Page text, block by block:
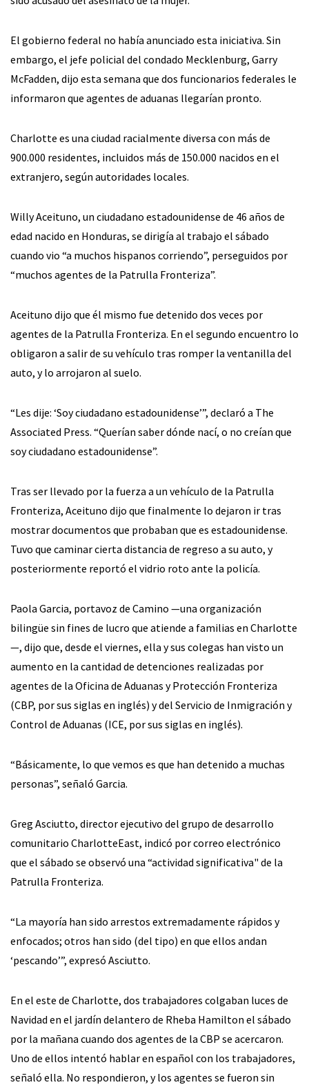
El gobierno federal no había anunciado esta iniciativa. Sin
embargo, el jefe policial del condado Mecklenburg, Garry
McFadden, dijo esta semana que dos funcionarios federales le
informaron que agentes de aduanas llegarían pronto.
Charlotte es una ciudad racialmente diversa con más de
900.000 residentes, incluidos más de 150.000 nacidos en el
extranjero, según autoridades locales.
Willy Aceituno, un ciudadano estadounidense de 46 años de
edad nacido en Honduras, se dirigía al trabajo el sábado
cuando vio “a muchos hispanos corriendo”, perseguidos por
“muchos agentes de la Patrulla Fronteriza”.
Aceituno dijo que él mismo fue detenido dos veces por
agentes de la Patrulla Fronteriza. En el segundo encuentro lo
obligaron a salir de su vehículo tras romper la ventanilla del
auto, y lo arrojaron al suelo.
“Les dije: ‘Soy ciudadano estadounidense’”, declaró a The
Associated Press. “Querían saber dónde nací, o no creían que
soy ciudadano estadounidense”.
Tras ser llevado por la fuerza a un vehículo de la Patrulla
Fronteriza, Aceituno dijo que finalmente lo dejaron ir tras
mostrar documentos que probaban que es estadounidense.
Tuvo que caminar cierta distancia de regreso a su auto, y
posteriormente reportó el vidrio roto ante la policía.
Paola Garcia, portavoz de Camino —una organización
bilingüe sin fines de lucro que atiende a familias en Charlotte
—, dijo que, desde el viernes, ella y sus colegas han visto un
aumento en la cantidad de detenciones realizadas por
agentes de la Oficina de Aduanas y Protección Fronteriza
(CBP, por sus siglas en inglés) y del Servicio de Inmigración y
Control de Aduanas (ICE, por sus siglas en inglés).
“Básicamente, lo que vemos es que han detenido a muchas
personas”, señaló Garcia.
Greg Asciutto, director ejecutivo del grupo de desarrollo
comunitario CharlotteEast, indicó por correo electrónico
que el sábado se observó una “actividad significativa" de la
Patrulla Fronteriza.
“La mayoría han sido arrestos extremadamente rápidos y
enfocados; otros han sido (del tipo) en que ellos andan
‘pescando’”, expresó Asciutto.
En el este de Charlotte, dos trabajadores colgaban luces de
Navidad en el jardín delantero de Rheba Hamilton el sábado
por la mañana cuando dos agentes de la CBP se acercaron.
Uno de ellos intentó hablar en español con los trabajadores,
señaló ella. No respondieron, y los agentes se fueron sin